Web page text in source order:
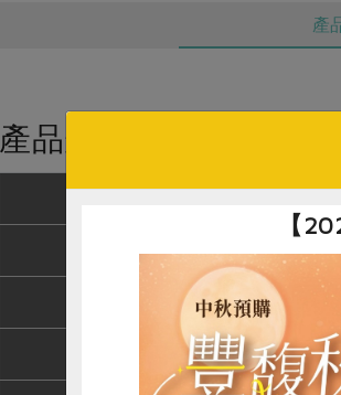
產
產品規格(*為合作社指
農友/生產者 新光
產地/原產地 摩洛哥
15公
【